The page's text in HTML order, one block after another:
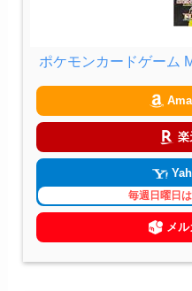
ポケモンカードゲーム
楽
毎週日曜日
メ